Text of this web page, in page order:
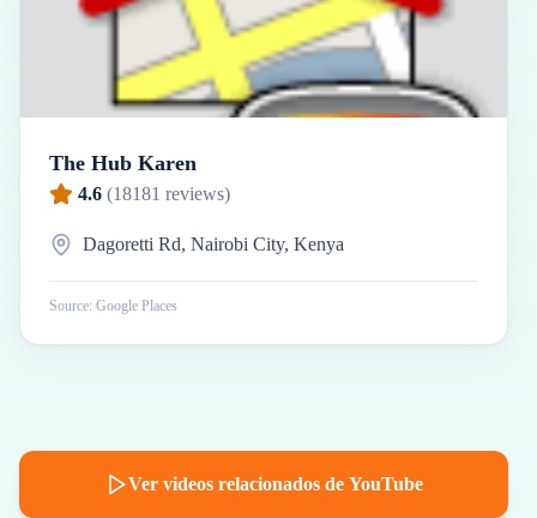
The Hub Karen
4.6 (18181 reviews)
Dagoretti Rd, Nairobi City, Kenya
Source: Google Places
Ver videos relacionados de YouTube